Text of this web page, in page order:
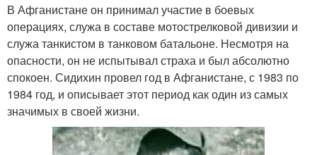
В Афганистане он принимал участие в боевых
операциях, служа в составе мотострелковой дивизии и
служа танкистом в танковом батальоне. Несмотря на
опасности, он не испытывал страха и был абсолютно
спокоен. Сидихин провел год в Афганистане, с 1983 по
1984 год, и описывает этот период как один из самых
значимых в своей жизни.